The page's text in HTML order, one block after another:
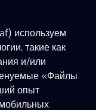
используем
такие как
и/или
«Файлы
опыт